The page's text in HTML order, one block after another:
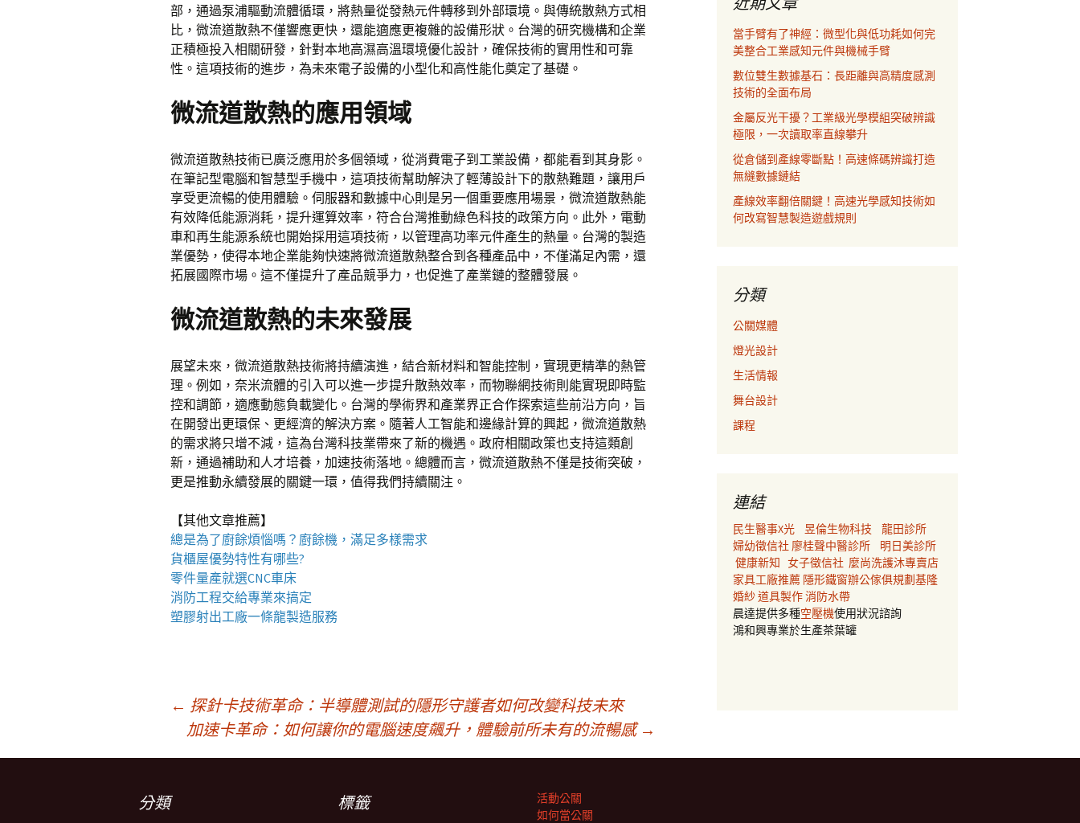
部，通過泵浦驅動流體循環，將熱量從發熱元件轉移到外部環境。與傳統散熱方式相
比，微流道散熱不僅響應更快，還能適應更複雜的設備形狀。台灣的研究機構和企業
正積極投入相關研發，針對本地高濕高溫環境優化設計，確保技術的實用性和可靠
性。這項技術的進步，為未來電子設備的小型化和高性能化奠定了基礎。
微流道散熱的應用領域
微流道散熱技術已廣泛應用於多個領域，從消費電子到工業設備，都能看到其身影。
在筆記型電腦和智慧型手機中，這項技術幫助解決了輕薄設計下的散熱難題，讓用戶
享受更流暢的使用體驗。伺服器和數據中心則是另一個重要應用場景，微流道散熱能
有效降低能源消耗，提升運算效率，符合台灣推動綠色科技的政策方向。此外，電動
車和再生能源系統也開始採用這項技術，以管理高功率元件產生的熱量。台灣的製造
業優勢，使得本地企業能夠快速將微流道散熱整合到各種產品中，不僅滿足內需，還
拓展國際市場。這不僅提升了產品競爭力，也促進了產業鏈的整體發展。
微流道散熱的未來發展
展望未來，微流道散熱技術將持續演進，結合新材料和智能控制，實現更精準的熱管
理。例如，奈米流體的引入可以進一步提升散熱效率，而物聯網技術則能實現即時監
控和調節，適應動態負載變化。台灣的學術界和產業界正合作探索這些前沿方向，旨
在開發出更環保、更經濟的解決方案。隨著人工智能和邊緣計算的興起，微流道散熱
的需求將只增不減，這為台灣科技業帶來了新的機遇。政府相關政策也支持這類創
新，通過補助和人才培養，加速技術落地。總體而言，微流道散熱不僅是技術突破，
更是推動永續發展的關鍵一環，值得我們持續關注。
【其他文章推薦】
總是為了廚餘煩惱嗎？ 廚餘機 ，滿足多樣需求
貨櫃屋優勢特性有哪些?
零件量產就選CNC車床
消防工程交給專業來搞定
塑膠射出工廠一條龍製造服務
章
← 探針卡技術革命：半導體測試的隱形守護者如何改變科技未來
加速卡革命：如何讓你的電腦速度飆升，體驗前所未有的流暢感 →
當手臂有了神經：微型化與低功耗如何完
美整合工業感知元件與機械手臂
數位雙生數據基石：長距離與高精度感測
技術的全面布局
金屬反光干擾？工業級光學模組突破辨識
極限，一次讀取率直線攀升
從倉儲到產線零斷點！高速條碼辨識打造
無縫數據鏈結
產線效率翻倍關鍵！高速光學感知技術如
何改寫智慧製造遊戲規則
分類
公關媒體
燈光設計
生活情報
舞台設計
課程
連結
民生醫事X光 昱倫生物科技
龍田診所
婦幼徵信社 廖桂聲中醫診所
明日美診所
健康新知 女子徵信社 麼尚洗護沐專賣店
家具工廠推薦 隱形鐵窗辦公傢俱規劃基隆
婚紗道具製作消防水帶
晨達提供多種空壓機使用狀況諮詢
鴻和興專業於生產茶葉罐
分類 標籤
活動公關
如何當公關